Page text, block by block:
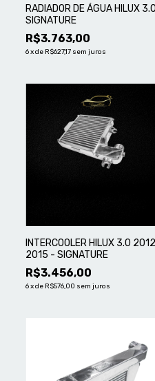
RADIADOR DE ÁGUA HILUX
SIGNATURE
R$3.763,00
6xde R$627,17 sem juros
INTERCOOLER HILUX 3.0
2015 - SIGNATURE
R$3.456,00
6xde R$576,00 sem juros